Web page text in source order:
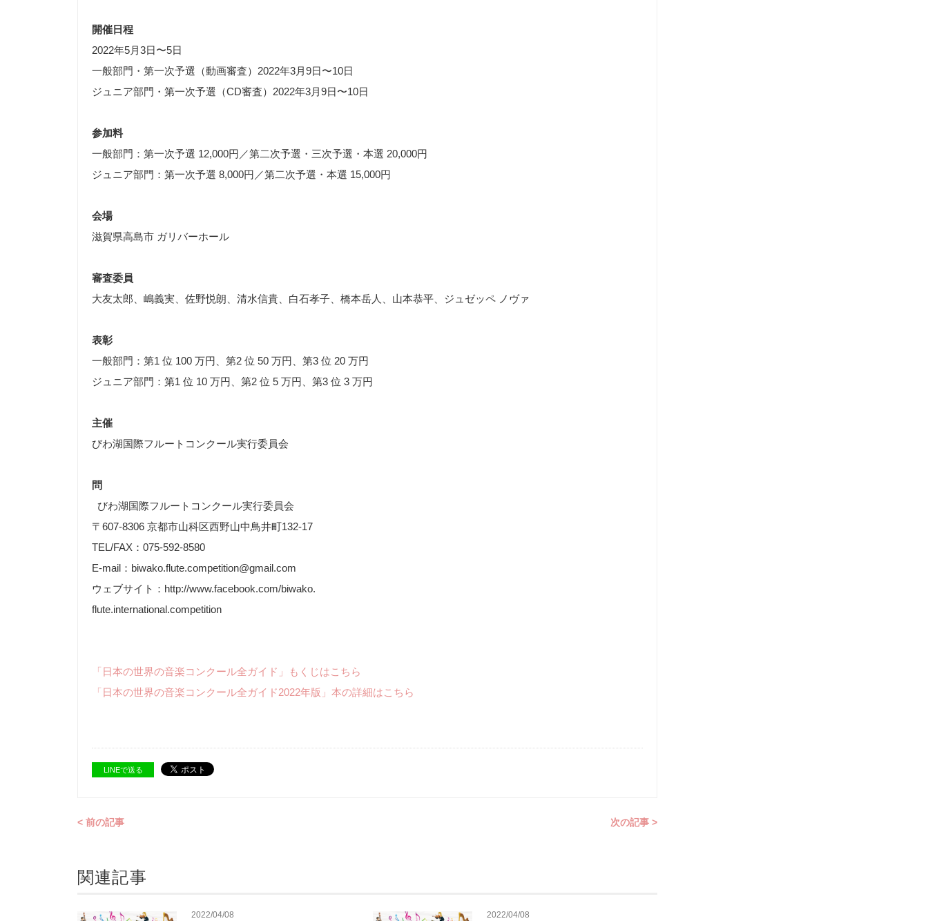
開催日程
2022年5月3日〜5日
一般部門・第一次予選（動画審査）2022年3月9日〜10日
ジュニア部門・第一次予選（CD審査）2022年3月9日〜10日
参加料
一般部門：第一次予選 12,000円／第二次予選・三次予選・本選 20,000円
ジュニア部門：第一次予選 8,000円／第二次予選・本選 15,000円
会場
滋賀県高島市 ガリバーホール
審査委員
大友太郎、嶋義実、佐野悦朗、清水信貴、白石孝子、橋本岳人、山本恭平、ジュゼッペ ノヴァ
表彰
一般部門：第1 位 100 万円、第2 位 50 万円、第3 位 20 万円
ジュニア部門：第1 位 10 万円、第2 位 5 万円、第3 位 3 万円
主催
びわ湖国際フルートコンクール実行委員会
問
びわ湖国際フルートコンクール実行委員会
〒607-8306 京都市山科区西野山中鳥井町132-17
TEL/FAX：075-592-8580
E-mail：biwako.flute.competition@gmail.com
ウェブサイト：http://www.facebook.com/biwako.
flute.international.competition
「日本の世界の音楽コンクール全ガイド」もくじはこちら
「日本の世界の音楽コンクール全ガイド2022年版」本の詳細はこちら
LINEで送る
< 前の記事 次の記事 >
関連記事
2022/04/08 2022/04/08